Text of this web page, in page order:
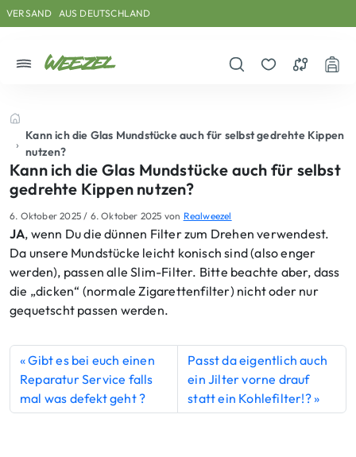
Skip to main content
Direkt zum Inhalt
Weiter zum Footer
VERSAND AUS DEUTSCHLAND
Startseite
Kann ich die Glas Mundstücke auch für selbst gedrehte Kippen
nutzen?
Kann ich die Glas Mundstücke auch für selbst
gedrehte Kippen nutzen?
6. Oktober 2025 / 6. Oktober 2025 von Realweezel
JA, wenn Du die dünnen Filter zum Drehen verwendest.
Da unsere Mundstücke leicht konisch sind (also enger
werden), passen alle Slim-Filter. Bitte beachte aber, dass
die „dicken“ (normale Zigarettenfilter) nicht oder nur
gequetscht passen werden.
Gibt es bei euch einen
Reparatur Service falls
mal was defekt geht ?
Passt da eigentlich auch
ein Jilter vorne drauf
statt ein Kohlefilter!?